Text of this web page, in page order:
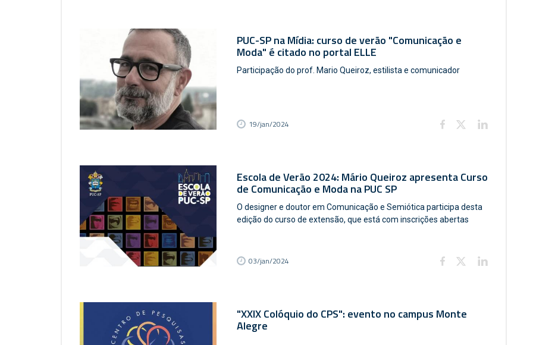
PUC-SP na Mídia: curso de verão "Comunicação e
Moda" é citado no portal ELLE
Participação do prof. Mario Queiroz, estilista e comunicador
19/jan/2024
Escola de Verão 2024: Mário Queiroz apresenta Curso
de Comunicação e Moda na PUC SP
O designer e doutor em Comunicação e Semiótica participa desta
edição do curso de extensão, que está com inscrições abertas
03/jan/2024
"XXIX Colóquio do CPS": evento no campus Monte
Alegre